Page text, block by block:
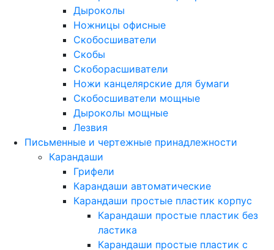
Дыроколы
Ножницы офисные
Скобосшиватели
Скобы
Скоборасшиватели
Ножи канцелярские для бумаги
Скобосшиватели мощные
Дыроколы мощные
Лезвия
Письменные и чертежные принадлежности
Карандаши
Грифели
Карандаши автоматические
Карандаши простые пластик корпус
Карандаши простые пластик без
ластика
Карандаши простые пластик с